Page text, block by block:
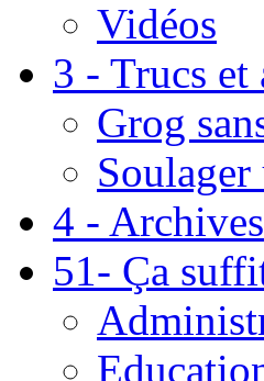
Vidéos
3 - Trucs et
Grog
4 - Archives
51- Ça